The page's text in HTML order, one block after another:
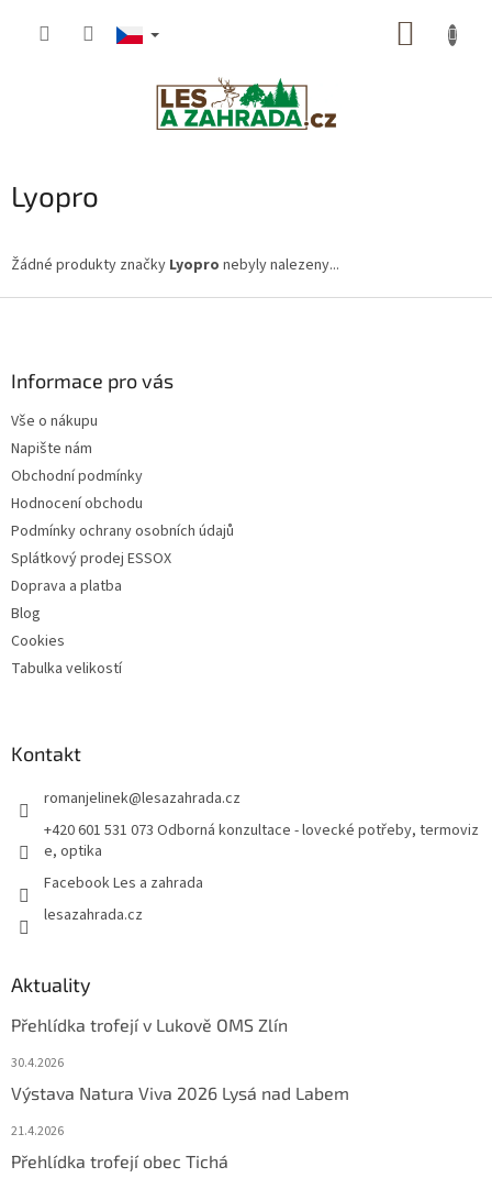
Lyopro
Žádné produkty značky Lyopro nebyly nalezeny...
Informace pro vás
Vše o nákupu
Napište nám
Obchodní podmínky
Hodnocení obchodu
Podmínky ochrany osobních údajů
Splátkový prodej ESSOX
Doprava a platba
Blog
Cookies
Tabulka velikostí
Kontakt
romanjelinek@lesazahrada.cz
+420 601 531 073 Odborná konzultace - lovecké potřeby, termoviz
e, optika
Facebook Les a zahrada
lesazahrada.cz
Aktuality
Přehlídka trofejí v Lukově OMS Zlín
30.4.2026
Výstava Natura Viva 2026 Lysá nad Labem
21.4.2026
Přehlídka trofejí obec Tichá